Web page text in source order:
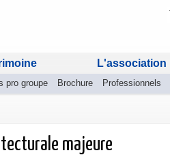
pro groupe Brochure Professionnels
L'association
majeure